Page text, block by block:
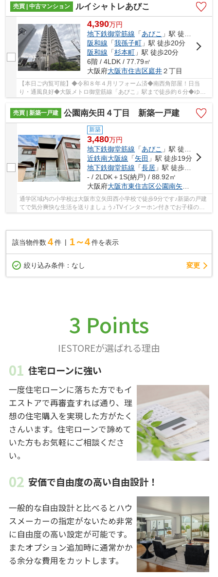
売買 | 中古マンション
ルイシャトレあびこ
4,390万円
地下鉄御堂筋線 「あびこ 」駅 徒歩8分
阪和線 「我孫子町」駅 徒歩20分
阪和線 「杉本町」駅 徒歩20分
6階 / 4LDK / 77.79㎡
大阪府大阪市住吉区庭井２丁目
【本日ご内覧可能】◆令和８年４月リフォーム済◆南西角部屋！日当
り・通風良好◆大阪メトロ御堂筋線「あびこ」駅まで徒歩約６分◆ゆと
売買 | 新築一戸建
公園南矢田４丁目 新築一戸建
新築
3,480万円
地下鉄御堂筋線 「あびこ 」駅 徒歩14分
近鉄南大阪線 「矢田 」駅 徒歩19分
地下鉄御堂筋線 「長居 」駅 徒歩23分
- / 2LDK＋1S(納戸) / 88.92㎡
大阪府大阪市東住吉区公園南矢田
通学区域内の小学校は大阪市立矢田西小学校で徒歩9分です♪新築の戸建
てで気分爽快な生活を送りましょう♪TVインターホン付きでお子様のお
留守番も安心です♪浴室が1坪以上あるので、ゆっ...
該当物件数 4件 1～4 件を表示
絞り込み条件： なし 変更
3 Points
IESTOREが選ばれる理由
住宅ローンに強い
一度住宅ローンに落ちた方でもイ
エストアで再審査すれば通り、理
想の住宅購入を実現した方がたく
さんいます。住宅ローンで諦めて
いた方もお気軽にご相談くださ
い。
安価で自由度の高い自由設計！
一般的な自由設計と比べるとハウ
スメーカーの指定がないため非常
に自由度の高い設定が可能です。
またオプション追加時に通常かか
る余分な費用をカットします。